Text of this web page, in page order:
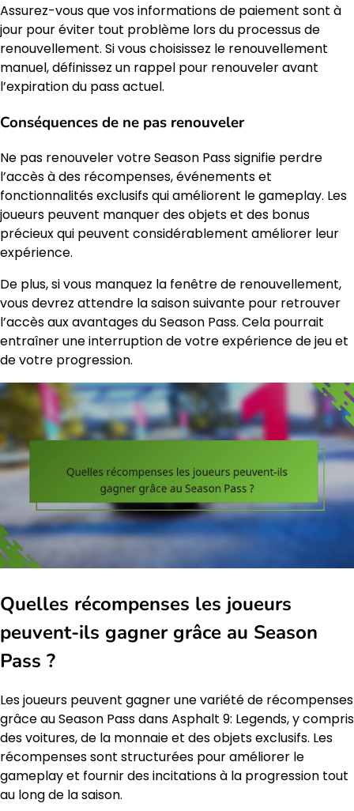
Assurez-vous que vos informations de paiement sont à
jour pour éviter tout problème lors du processus de
renouvellement. Si vous choisissez le renouvellement
manuel, définissez un rappel pour renouveler avant
l’expiration du pass actuel.
Conséquences de ne pas renouveler
Ne pas renouveler votre Season Pass signifie perdre
l’accès à des récompenses, événements et
fonctionnalités exclusifs qui améliorent le gameplay. Les
joueurs peuvent manquer des objets et des bonus
précieux qui peuvent considérablement améliorer leur
expérience.
De plus, si vous manquez la fenêtre de renouvellement,
vous devrez attendre la saison suivante pour retrouver
l’accès aux avantages du Season Pass. Cela pourrait
entraîner une interruption de votre expérience de jeu et
de votre progression.
Quelles récompenses les joueurs
peuvent-ils gagner grâce au Season
Pass ?
Les joueurs peuvent gagner une variété de récompenses
grâce au Season Pass dans Asphalt 9: Legends, y compris
des voitures, de la monnaie et des objets exclusifs. Les
récompenses sont structurées pour améliorer le
gameplay et fournir des incitations à la progression tout
au long de la saison.